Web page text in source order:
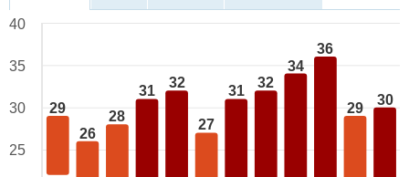
29
26
28
31
32
27
31
32
34
36
29
30
40
35
30
25